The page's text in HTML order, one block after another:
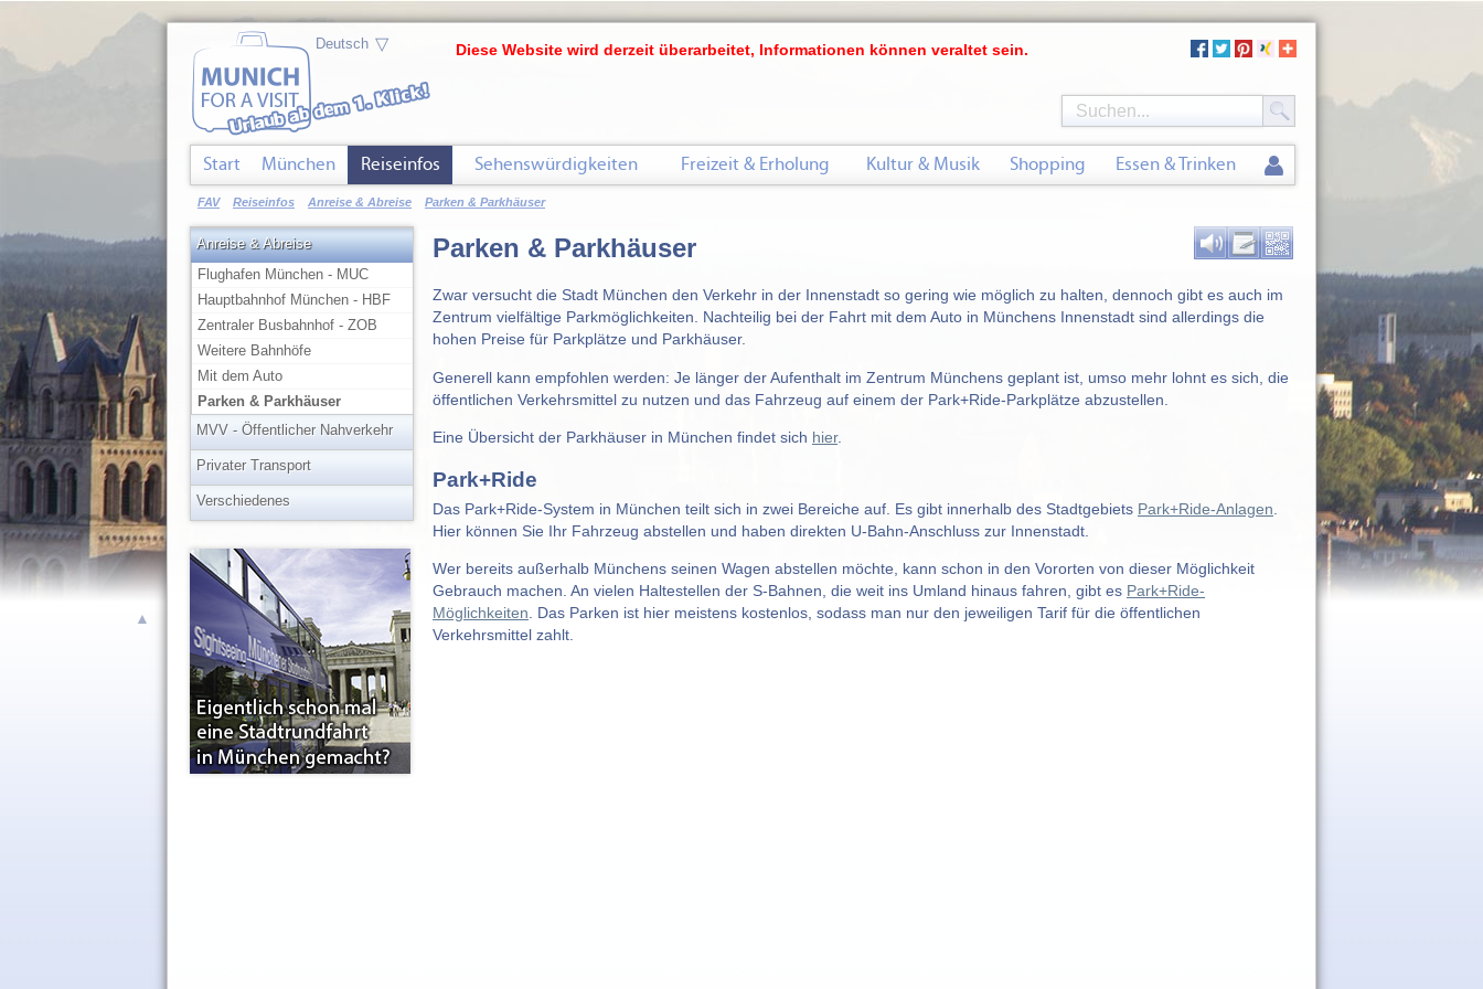
▲
Parken & Parkhäuser
Zwar versucht die Stadt München den Verkehr in der Innenstadt so gering wie möglich zu halten, dennoch gibt es auch im
Zentrum vielfältige Parkmöglichkeiten. Nachteilig bei der Fahrt mit dem Auto in Münchens Innenstadt sind allerdings die
hohen Preise für Parkplätze und Parkhäuser.
Generell kann empfohlen werden: Je länger der Aufenthalt im Zentrum Münchens geplant ist, umso mehr lohnt es sich, die
öffentlichen Verkehrsmittel zu nutzen und das Fahrzeug auf einem der Park+Ride-Parkplätze abzustellen.
Eine Übersicht der Parkhäuser in München findet sich hier.
Park+Ride
Das Park+Ride-System in München teilt sich in zwei Bereiche auf. Es gibt innerhalb des Stadtgebiets Park+Ride-Anlagen
Hier können Sie Ihr Fahrzeug abstellen und haben direkten U-Bahn-Anschluss zur Innenstadt.
Wer bereits außerhalb Münchens seinen Wagen abstellen möchte, kann schon in den Vororten von dieser Möglichkeit
Gebrauch machen. An vielen Haltestellen der S-Bahnen, die weit ins Umland hinaus fahren, gibt es Park+Ride-
Möglichkeiten . Das Parken ist hier meistens kostenlos, sodass man nur den jeweiligen Tarif für die öffentlichen
Verkehrsmittel zahlt.
Anreise & Abreise
Flughafen München - MUC
Hauptbahnhof München - HBF
Zentraler Busbahnhof - ZOB
Weitere Bahnhöfe
Mit dem Auto
Parken & Parkhäuser
MVV - Öffentlicher Nahverkehr
Privater Transport
Verschiedenes
Diese Website wird derzeit überarbeitet, Informationen können veraltet sein.
▽
FAV Reiseinfos Anreise & Abreise Parken & Parkhäuser
Start München Reiseinfos Sehenswürdigkeiten Freizeit & Erholung Kultur & Musik Shopping Essen & Trinken